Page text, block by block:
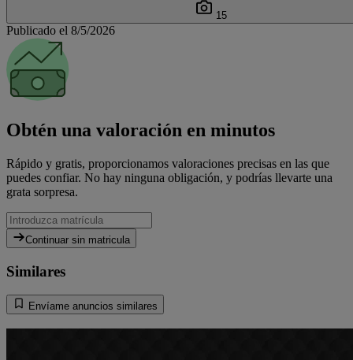
15
Publicado el 8/5/2026
Obtén una valoración en minutos
Rápido y gratis, proporcionamos valoraciones precisas en las que
puedes confiar. No hay ninguna obligación, y podrías llevarte una
grata sorpresa.
Continuar sin matricula
Similares
Envíame anuncios similares